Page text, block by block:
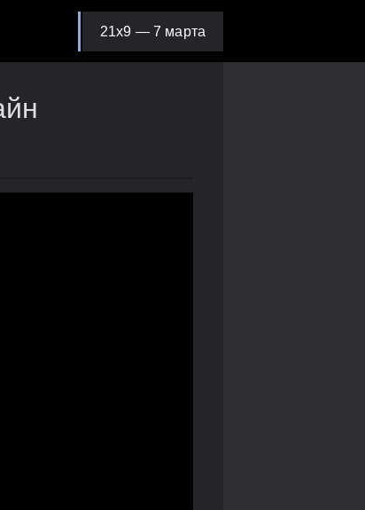
21х9 — 7 марта